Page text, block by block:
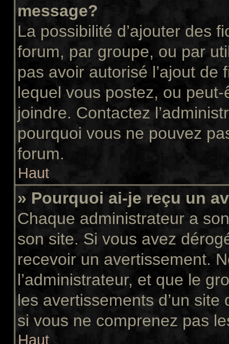
message?
La possibilité d’ajouter des
forum, par groupe, ou par
pas avoir autorisé l’ajout
lequel vous postez, ou
joindre. Contactez
pourquoi vous ne pouvez
forum.
Haut
» Pourquoi ai-je reçu un
Chaque administrateur a
son site. Si vous avez
recevoir un avertissement.
l’administrateur, et que le
les avertissements d’un
si vous ne comprenez pas
Haut